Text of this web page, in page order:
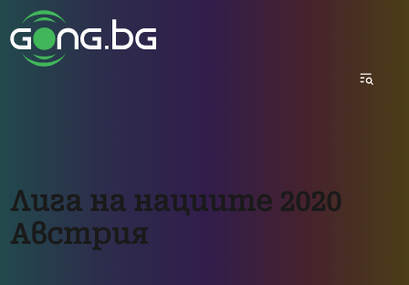
Лига на нациите 2020
Австрия